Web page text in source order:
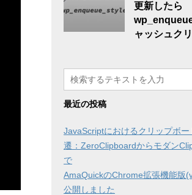
更新したら
ャッシュク
最近の投稿
JavaScriptにおけるクリップボー
遷：ZeroClipboardからモダン
で
AmaQuickのChrome拡張機能版
公開しました